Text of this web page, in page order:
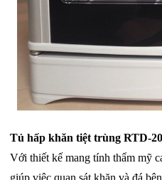
Tủ hấp khăn tiệt trùng RTD-20
Với thiết kế mang tính thẩm mỹ